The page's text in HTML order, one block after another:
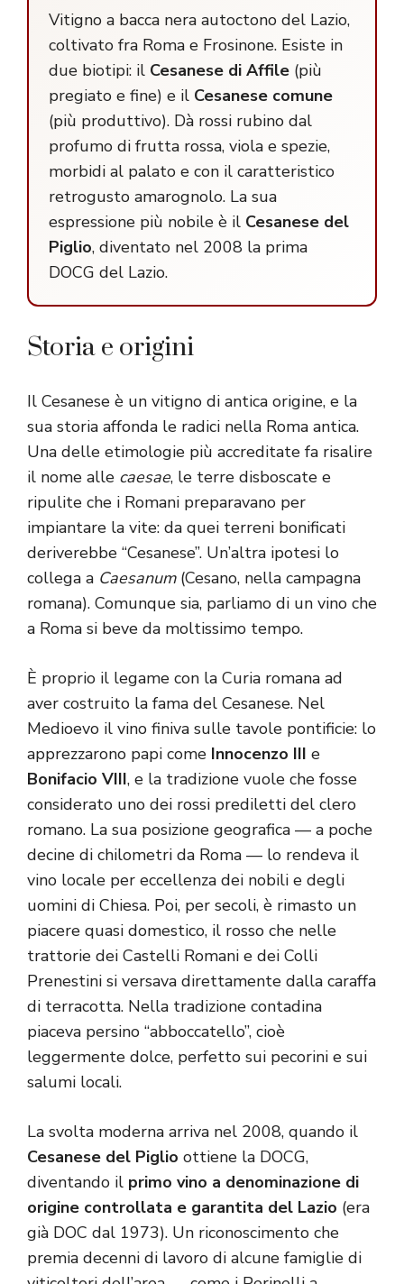
Vitigno a bacca nera autoctono del Lazio,
coltivato fra Roma e Frosinone. Esiste in
due biotipi: il Cesanese di Affile (più
pregiato e fine) e il Cesanese comune
(più produttivo). Dà rossi rubino dal
profumo di frutta rossa, viola e spezie,
morbidi al palato e con il caratteristico
retrogusto amarognolo. La sua
espressione più nobile è il Cesanese del
Piglio, diventato nel 2008 la prima
DOCG del Lazio.
Storia e origini
Il Cesanese è un vitigno di antica origine, e la
sua storia affonda le radici nella Roma antica.
Una delle etimologie più accreditate fa risalire
il nome alle caesae, le terre disboscate e
ripulite che i Romani preparavano per
impiantare la vite: da quei terreni bonificati
deriverebbe “Cesanese”. Un’altra ipotesi lo
collega a Caesanum(Cesano, nella campagna
romana). Comunque sia, parliamo di un vino che
a Roma si beve da moltissimo tempo.
È proprio il legame con la Curia romana ad
aver costruito la fama del Cesanese. Nel
Medioevo il vino finiva sulle tavole pontificie: lo
apprezzarono papi come Innocenzo III e
Bonifacio VIII, e la tradizione vuole che fosse
considerato uno dei rossi prediletti del clero
romano. La sua posizione geografica — a poche
decine di chilometri da Roma — lo rendeva il
vino locale per eccellenza dei nobili e degli
uomini di Chiesa. Poi, per secoli, è rimasto un
piacere quasi domestico, il rosso che nelle
trattorie dei Castelli Romani e dei Colli
Prenestini si versava direttamente dalla caraffa
di terracotta. Nella tradizione contadina
piaceva persino “abboccatello”, cioè
leggermente dolce, perfetto sui pecorini e sui
salumi locali.
La svolta moderna arriva nel 2008, quando il
Cesanese del Piglio ottiene la DOCG,
diventando il primo vino a denominazione di
origine controllata e garantita del Lazio (era
già DOC dal 1973). Un riconoscimento che
premia decenni di lavoro di alcune famiglie di